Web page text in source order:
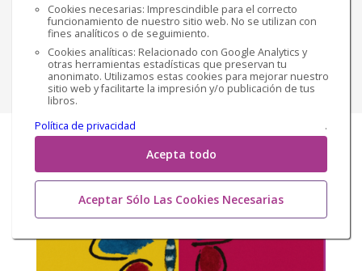
Cookies necesarias: Imprescindible para el correcto
funcionamiento de nuestro sitio web. No se utilizan con
fines analíticos o de seguimiento.
Cookies analíticas: Relacionado con Google Analytics y
otras herramientas estadísticas que preservan tu
anonimato. Utilizamos estas cookies para mejorar nuestro
sitio web y facilitarte la impresión y/o publicación de tus
libros.
Política de privacidad
.
Acepta todo
Aceptar Sólo Las Cookies Necesarias
VUELO DE TODO TIPO DE INSECTOS Y OT...
Versión impresa € 20,26
Comprar